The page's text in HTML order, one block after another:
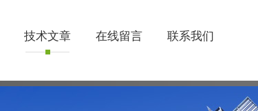
技术文章 在线留言 联系我们